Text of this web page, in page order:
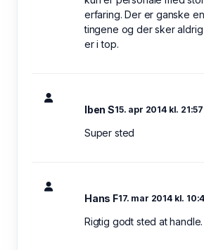
erfaring. Der er ganske
tingene og der sker
er i top.
Iben S15. apr 2014 kl. 21:57
Super sted
Hans F17. mar 2014 kl.
Rigtig godt sted at handle.